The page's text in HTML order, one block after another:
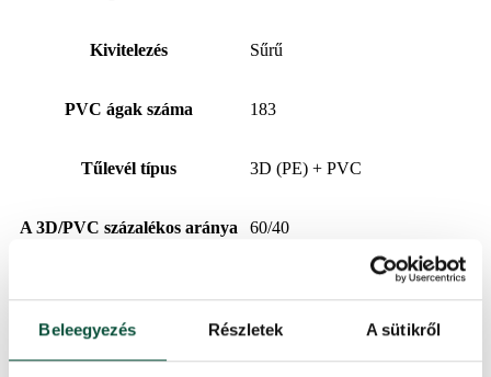
Beleegyezés Részletek A sütikről
Kivitelezés Sűrű
PVC ágak száma 183
Tűlevél típus 3D (PE) + PVC
A 3D/PVC százalékos aránya 60/40
Kinyitás típusa